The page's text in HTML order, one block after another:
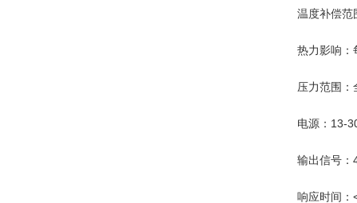
温度补偿
热力影响：
压力范围：
电源：13-
输出信号：
响应时间：